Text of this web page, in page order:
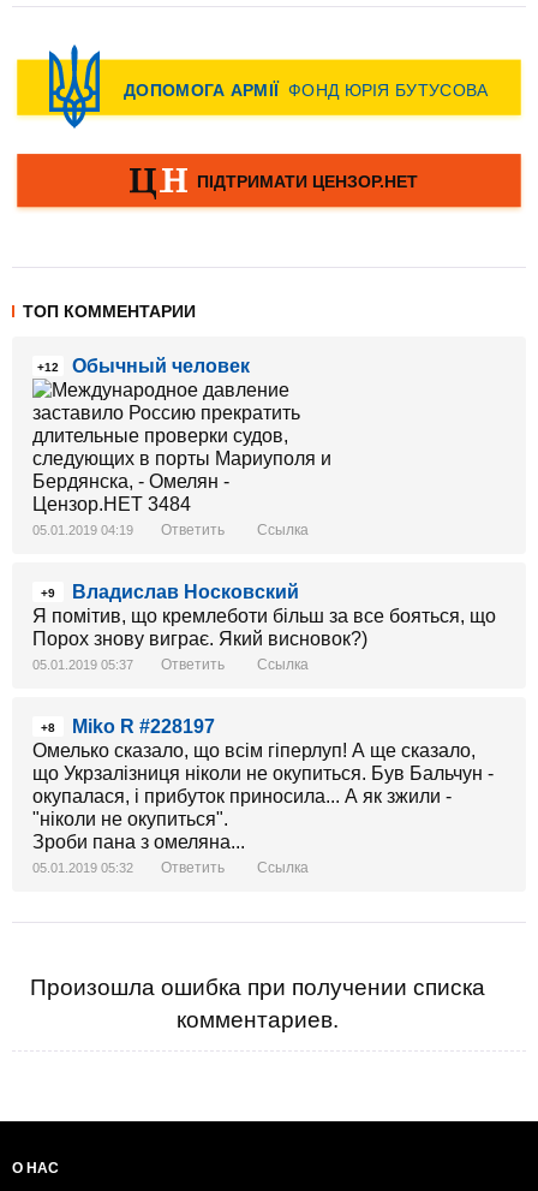
ТОП КОММЕНТАРИИ
+12 Обычный человек
05.01.2019 04:19 Ответить Ссылка
+9
Владислав Носковский
Я помітив, що кремлеботи більш за все бояться, що
Порох знову виграє. Який висновок?)
05.01.2019 05:37 Ответить Ссылка
+8
Miko R #228197
Омелько сказало, що всім гіперлуп! А ще сказало,
що Укрзалізниця ніколи не окупиться. Був Бальчун -
окупалася, і прибуток приносила... А як зжили -
"ніколи не окупиться".
Зроби пана з омеляна...
05.01.2019 05:32 Ответить Ссылка
Произошла ошибка при получении списка
комментариев.
О НАС